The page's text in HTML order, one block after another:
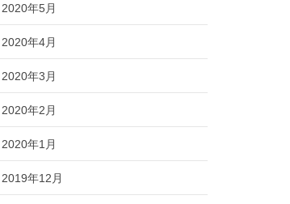
2020年5月
2020年4月
2020年3月
2020年2月
2020年1月
2019年12月